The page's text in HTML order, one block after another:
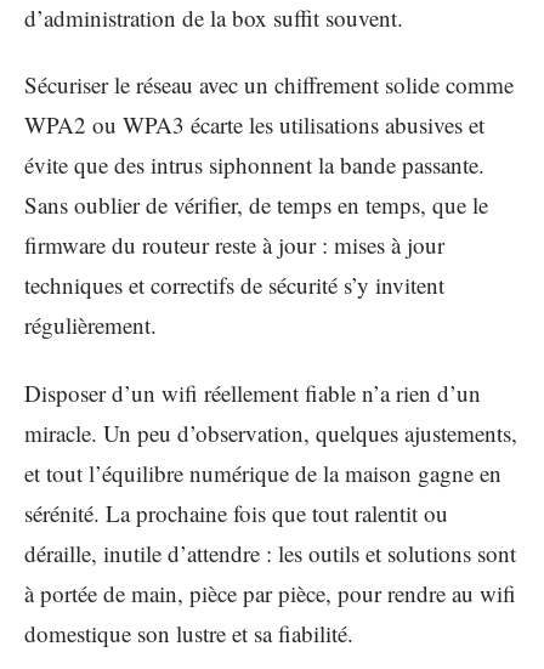
d’administration de la box suffit souvent.
Sécuriser le réseau avec un chiffrement solide comme
WPA2 ou WPA3 écarte les utilisations abusives et
évite que des intrus siphonnent la bande passante.
Sans oublier de vérifier, de temps en temps, que le
firmware du routeur reste à jour : mises à jour
techniques et correctifs de sécurité s’y invitent
régulièrement.
Disposer d’un wifi réellement fiable n’a rien d’un
miracle. Un peu d’observation, quelques ajustements,
et tout l’équilibre numérique de la maison gagne en
sérénité. La prochaine fois que tout ralentit ou
déraille, inutile d’attendre : les outils et solutions sont
à portée de main, pièce par pièce, pour rendre au wifi
domestique son lustre et sa fiabilité.